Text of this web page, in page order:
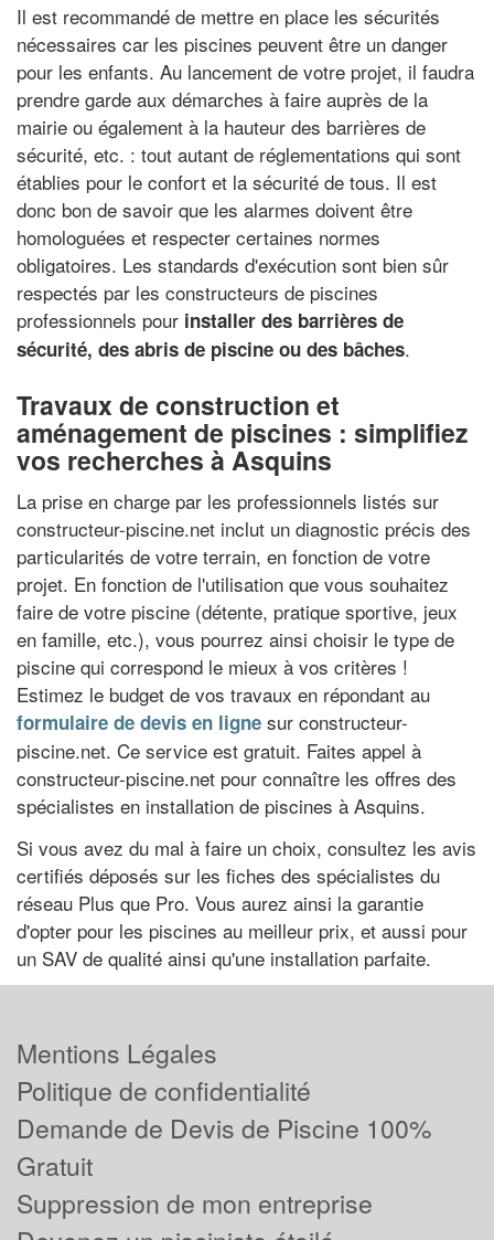
Il est recommandé de mettre en place les sécurités
nécessaires car les piscines peuvent être un danger
pour les enfants. Au lancement de votre projet, il faudra
prendre garde aux démarches à faire auprès de la
mairie ou également à la hauteur des barrières de
sécurité, etc. : tout autant de réglementations qui sont
établies pour le confort et la sécurité de tous. Il est
donc bon de savoir que les alarmes doivent être
homologuées et respecter certaines normes
obligatoires. Les standards d'exécution sont bien sûr
respectés par les constructeurs de piscines
professionnels pour installer des barrières de
sécurité, des abris de piscine ou des bâches.
Travaux de construction et
aménagement de piscines : simplifiez
vos recherches à Asquins
La prise en charge par les professionnels listés sur
constructeur-piscine.net inclut un diagnostic précis des
particularités de votre terrain, en fonction de votre
projet. En fonction de l'utilisation que vous souhaitez
faire de votre piscine (détente, pratique sportive, jeux
en famille, etc.), vous pourrez ainsi choisir le type de
piscine qui correspond le mieux à vos critères !
Estimez le budget de vos travaux en répondant au
formulaire de devis en ligne sur constructeur-
piscine.net. Ce service est gratuit. Faites appel à
constructeur-piscine.net pour connaître les offres des
spécialistes en installation de piscines à Asquins.
Si vous avez du mal à faire un choix, consultez les avis
certifiés déposés sur les fiches des spécialistes du
réseau Plus que Pro. Vous aurez ainsi la garantie
d'opter pour les piscines au meilleur prix, et aussi pour
un SAV de qualité ainsi qu'une installation parfaite.
Mentions Légales
Politique de confidentialité
Demande de Devis de Piscine 100%
Gratuit
Suppression de mon entreprise